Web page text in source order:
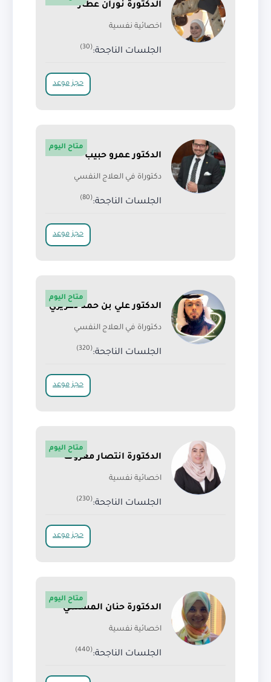
الدكتورة نوران عطار
اخصائية نفسية
الجلسات الناجحة:(30)
حجز موعد
الدكتور عمرو حبيب
دكتوراة في العلاج النفسي
الجلسات الناجحة:(80)
متاح اليوم
حجز موعد
الدكتور علي بن حمد دغريري
دكتوراة في العلاج النفسي
الجلسات الناجحة:(320)
متاح اليوم
حجز موعد
الدكتورة انتصار معروف
اخصائية نفسية
الجلسات الناجحة:(230)
متاح اليوم
حجز موعد
الدكتورة حنان المسلمي
اخصائية نفسية
الجلسات الناجحة:(440)
متاح اليوم